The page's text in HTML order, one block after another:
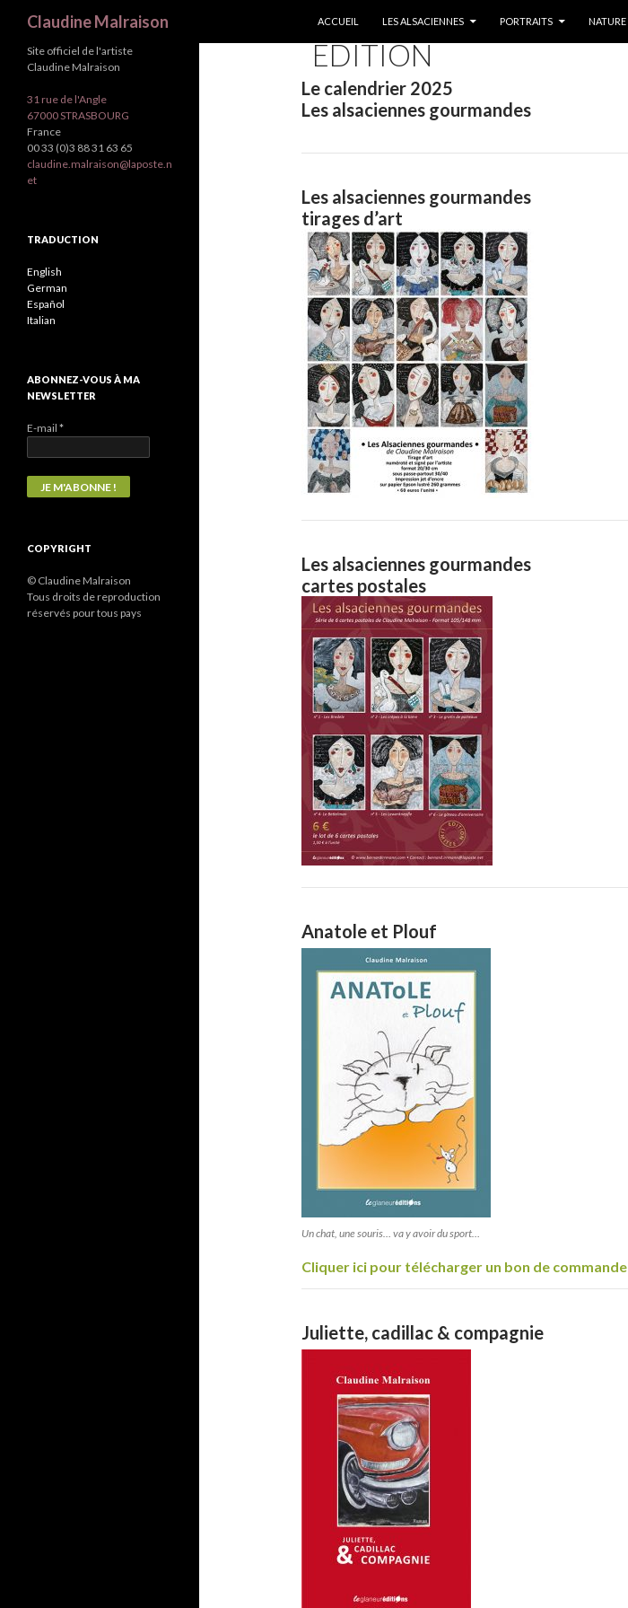
Claudine Malraison
ACCUEIL
LES ALSACIENNES PORTRAITS NATURE
EDITION
Le calendrier 2025
Les alsaciennes gourmandes
Les alsaciennes gourmandes
tirages d’art
Les alsaciennes gourmandes
cartes postales
Anatole et Plouf
Un chat, une souris… va y avoir du sport…
Cliquer ici pour télécharger un bon de commande
Juliette, cadillac & compagnie
Site officiel de l'artiste
Claudine Malraison
31 rue de l'Angle
67000 STRASBOURG
France
00 33 (0)3 88 31 63 65
claudine.malraison@laposte.n
et
TRADUCTION
English
German
Español
Italian
ABONNEZ-VOUS À MA
NEWSLETTER
E-mail *
COPYRIGHT
© Claudine Malraison
Tous droits de reproduction
réservés pour tous pays